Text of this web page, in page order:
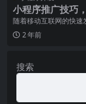
小程序推广技巧
高用户转化率
随着移动互联网的快速
越多的企业开始意识到
要性。小程序不仅能为
2 年前
搜索